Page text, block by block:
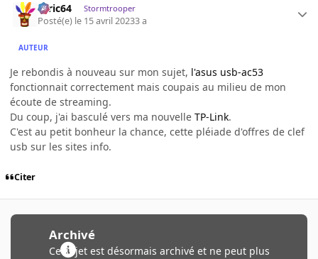
ceric64 Stormtrooper
Posté(e) le 15 avril 20233 a
AUTEUR
Je rebondis à nouveau sur mon sujet, l'asus usb-ac53
fonctionnait correctement mais coupais au milieu de mon
écoute de streaming.
Du coup, j'ai basculé vers ma nouvelle TP-Link.
C'est au petit bonheur la chance, cette pléiade d'offres de clef
usb sur les sites info.
Citer
Archivé
Ce sujet est désormais archivé et ne peut plus